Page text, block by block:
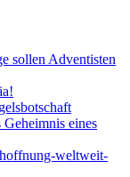
sollen Adventisten
eines
weltweit-